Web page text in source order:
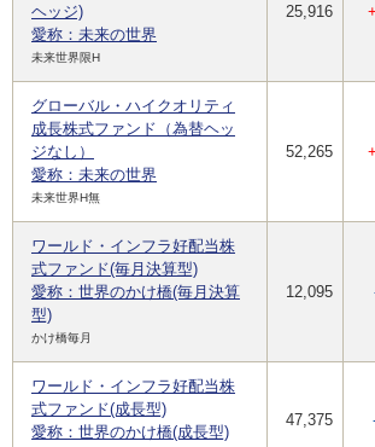
ヘッジ)
愛称：未来の世界
未来世界限H
25,916
グローバル・ハイクオリティ
成長株式ファンド（為替ヘッ
ジなし）
愛称：未来の世界
未来世界H無
52,265
ワールド・インフラ好配当株
式ファンド(毎月決算型)
愛称：世界のかけ橋(毎月決算
型)
かけ橋毎月
12,095
ワールド・インフラ好配当株
式ファンド(成長型)
愛称：世界のかけ橋(成長型)
47,375